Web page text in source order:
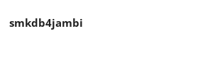
smkdb4jambi